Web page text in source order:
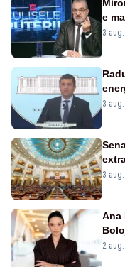
e
țipă
3
ne
3
3
Ana
2